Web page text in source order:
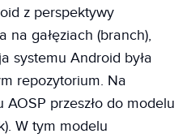
z perspektywy
na gałęziach (branch),
systemu Android była
repozytorium. Na
przeszło do modelu
W tym modelu